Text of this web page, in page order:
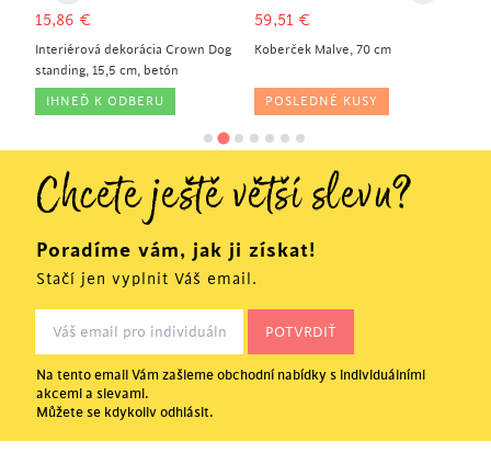
15,86 €
Interiérová dekorácia Crown Dog
standing, 15,5 cm, betón
IHNEĎ K ODBERU
59,51 €
Koberček Malve, 70 cm
POSLEDNÉ KUSY
Chcete ještě větší slevu?
Poradíme vám, jak ji získat!
Stačí jen vyplnit Váš email.
Na tento email Vám zašleme obchodní nabídky s individuálními
akcemi a slevami.
Můžete se kdykoliv odhlásit.